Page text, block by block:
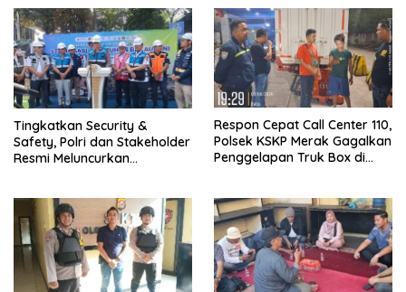
Tingkatkan Security &
Safety, Polri dan Stakeholder
Resmi Meluncurkan
Respon Cepat Call Center 110,
Polsek KSKP Merak Gagalkan
Penggelapan Truk Box di